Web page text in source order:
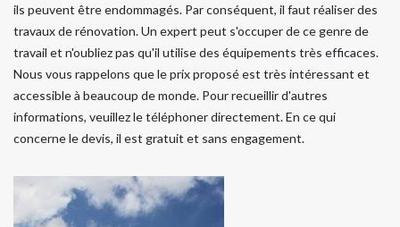
ils peuvent être endommagés. Par conséquent, il faut réaliser des
travaux de rénovation. Un expert peut s'occuper de ce genre de
travail et n'oubliez pas qu'il utilise des équipements très efficaces.
Nous vous rappelons que le prix proposé est très intéressant et
accessible à beaucoup de monde. Pour recueillir d'autres
informations, veuillez le téléphoner directement. En ce qui
concerne le devis, il est gratuit et sans engagement.